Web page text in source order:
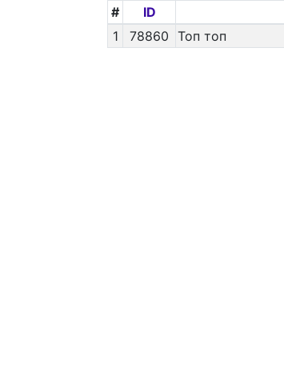
# ID
1
78860 Топ топ